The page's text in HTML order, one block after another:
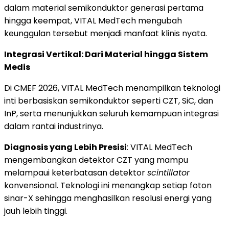
dalam material semikonduktor generasi pertama
hingga keempat, VITAL MedTech mengubah
keunggulan tersebut menjadi manfaat klinis nyata.
Integrasi Vertikal: Dari Material hingga Sistem
Medis
Di CMEF 2026, VITAL MedTech menampilkan teknologi
inti berbasiskan semikonduktor seperti CZT, SiC, dan
InP, serta menunjukkan seluruh kemampuan integrasi
dalam rantai industrinya.
Diagnosis yang Lebih Presisi: VITAL MedTech
mengembangkan detektor CZT yang mampu
melampaui keterbatasan detektorscintillator
konvensional. Teknologi ini menangkap setiap foton
sinar-X sehingga menghasilkan resolusi energi yang
jauh lebih tinggi.